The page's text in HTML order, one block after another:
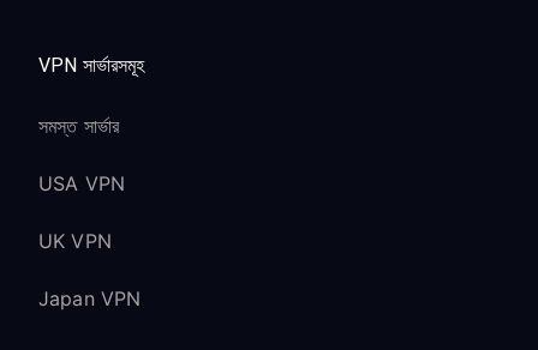
VPN সার্ভারসমূহ
সমস্ত সার্ভার
USA VPN
UK VPN
Japan VPN